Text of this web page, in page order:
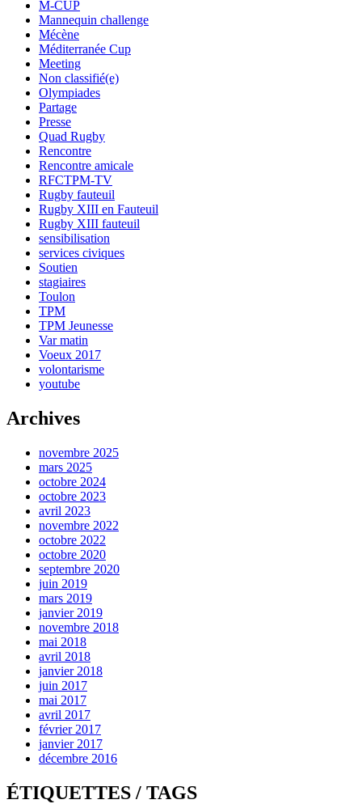
M-CUP
Mannequin challenge
Mécène
Méditerranée Cup
Meeting
Non classifié(e)
Olympiades
Partage
Presse
Quad Rugby
Rencontre
Rencontre amicale
RFCTPM-TV
Rugby fauteuil
Rugby XIII en Fauteuil
Rugby XIII fauteuil
sensibilisation
services civiques
Soutien
stagiaires
Toulon
TPM
TPM Jeunesse
Var matin
Voeux 2017
volontarisme
youtube
Archives
novembre 2025
mars 2025
octobre 2024
octobre 2023
avril 2023
novembre 2022
octobre 2022
octobre 2020
septembre 2020
juin 2019
mars 2019
janvier 2019
novembre 2018
mai 2018
avril 2018
janvier 2018
juin 2017
mai 2017
avril 2017
février 2017
janvier 2017
décembre 2016
ÉTIQUETTES / TAGS